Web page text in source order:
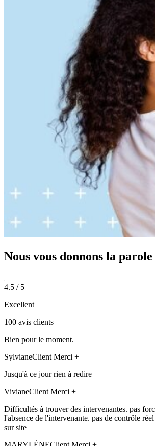
Nous vous donnons la parole
4.5 / 5
Excellent
100 avis clients
Bien pour le moment.
SylvianeClient Merci +
Jusqu'à ce jour rien à redire
VivianeClient Merci +
Difficultés à trouver des intervenantes. pas
l'absence de l'intervenante. pas de contrôle
sur site